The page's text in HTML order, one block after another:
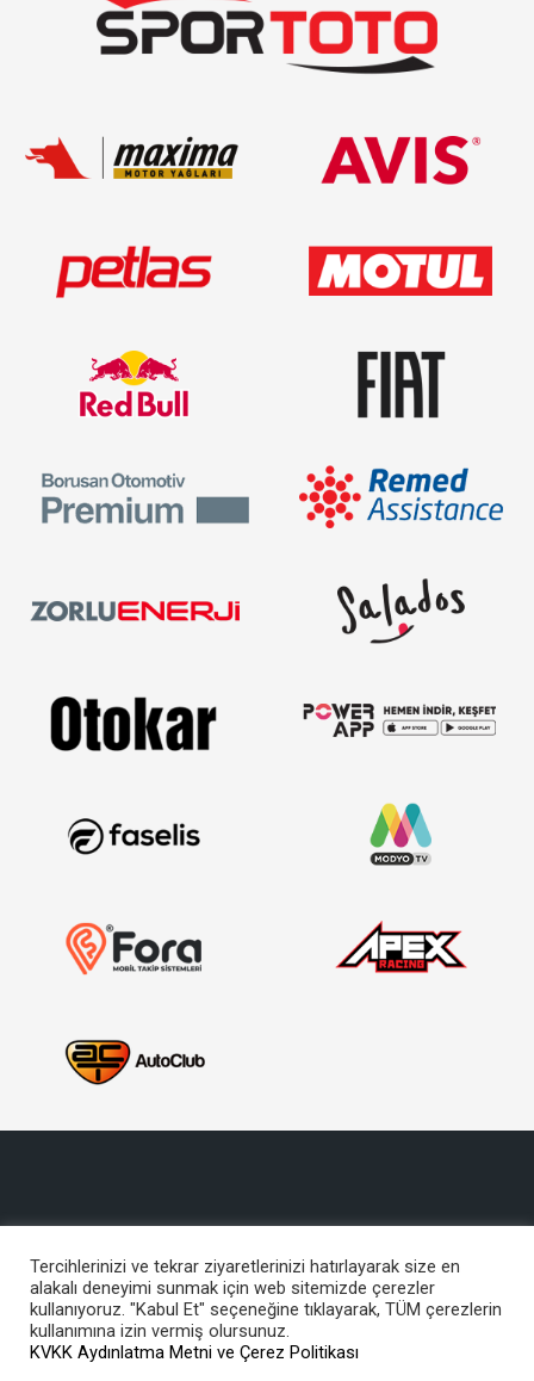
Copyright © 2017, Türkiye Otomobil Sporları Federasyonu
Bu site içeriğinin her türlü hakkı TOSFED’e aittir. İzinsiz kullanılamaz.
Tercihlerinizi ve tekrar ziyaretlerinizi hatırlayarak size en
alakalı deneyimi sunmak için web sitemizde çerezler
kullanıyoruz. "Kabul Et" seçeneğine tıklayarak, TÜM çerezlerin
kullanımına izin vermiş olursunuz.
KVKK Aydınlatma Metni ve Çerez Politikası